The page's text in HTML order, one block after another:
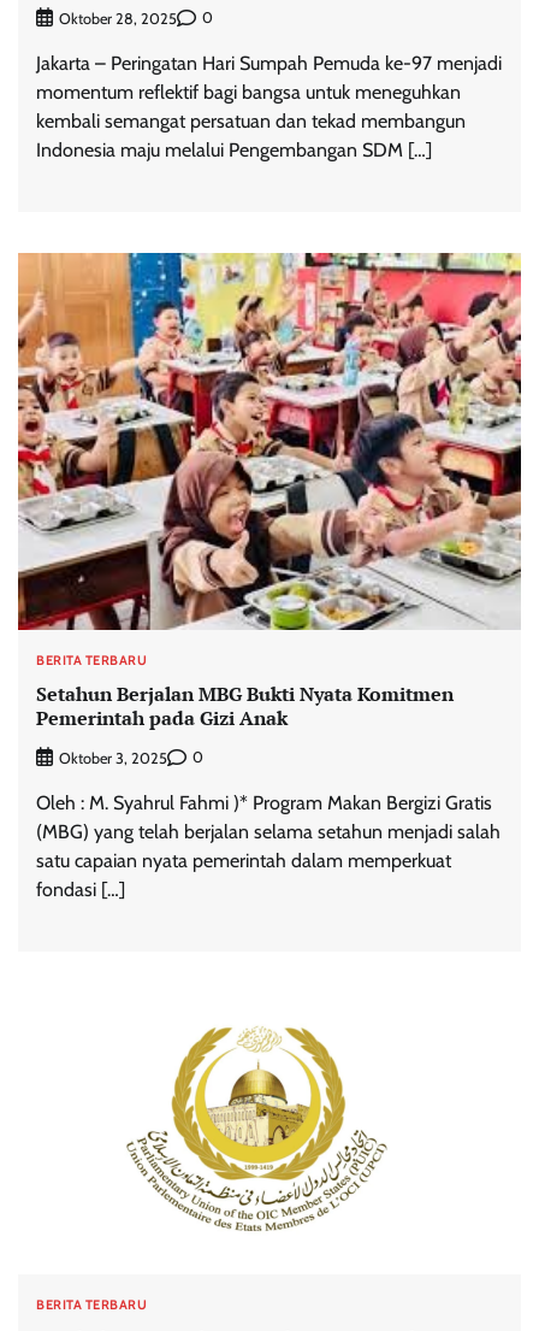
Oktober 28, 2025 0
Jakarta – Peringatan Hari Sumpah Pemuda ke-97 menjadi
momentum reflektif bagi bangsa untuk meneguhkan
kembali semangat persatuan dan tekad membangun
Indonesia maju melalui Pengembangan SDM […]
BERITA TERBARU
Setahun Berjalan MBG Bukti Nyata Komitmen
Pemerintah pada Gizi Anak
Oktober 3, 2025 0
Oleh : M. Syahrul Fahmi )* Program Makan Bergizi Gratis
(MBG) yang telah berjalan selama setahun menjadi salah
satu capaian nyata pemerintah dalam memperkuat
fondasi […]
BERITA TERBARU